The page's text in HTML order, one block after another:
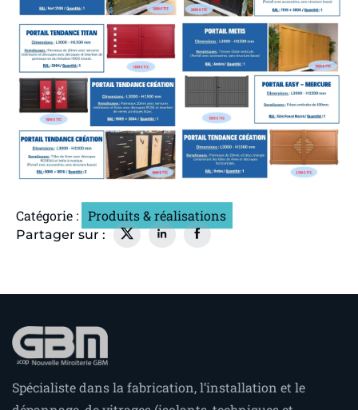
Catégorie : Produits & réalisations
Spécialiste dans la fabrication, l’installation et le